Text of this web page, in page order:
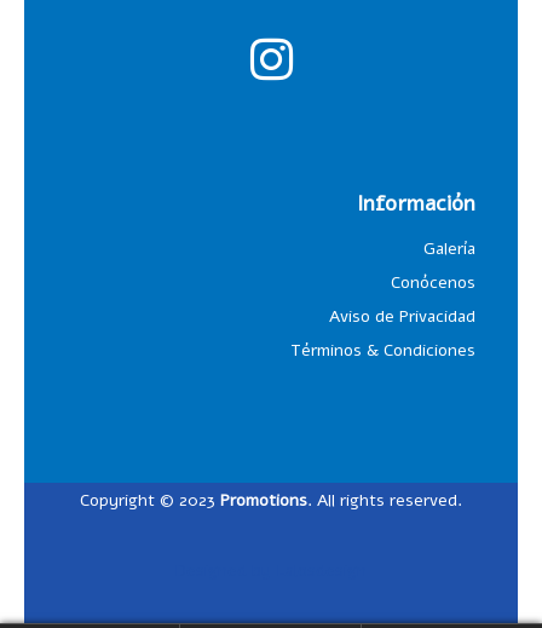
Información
Galería
Conócenos
Aviso de Privacidad
Términos & Condiciones
Copyright © 2023 Promotions. All rights reserved.